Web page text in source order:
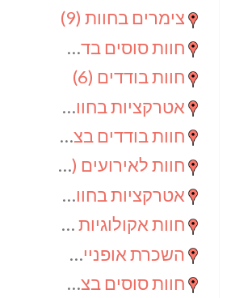
צימרים בחוות (9)
חוות סוסים בדרום
חוות בודדים (6)
אטרקציות בחוות
חוות בודדים בצפון
חוות לאירועים (4)
אטרקציות בחוות בדרום
חוות אקולוגיות(2)
השכרת אופניים
חוות סוסים בצפון